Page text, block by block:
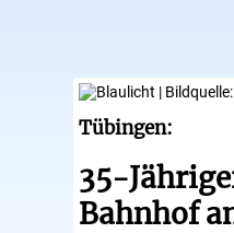
Tübingen:
35-
Bahnhof